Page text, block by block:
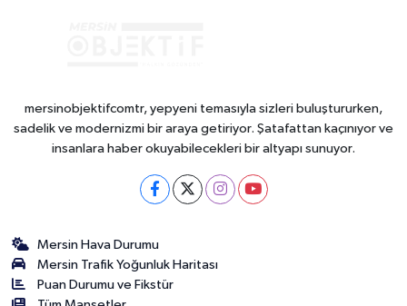
mersinobjektifcomtr, yepyeni temasıyla sizleri buluştururken,
sadelik ve modernizmi bir araya getiriyor. Şatafattan kaçınıyor ve
insanlara haber okuyabilecekleri bir altyapı sunuyor.
Mersin Hava Durumu
Mersin Trafik Yoğunluk Haritası
Puan Durumu ve Fikstür